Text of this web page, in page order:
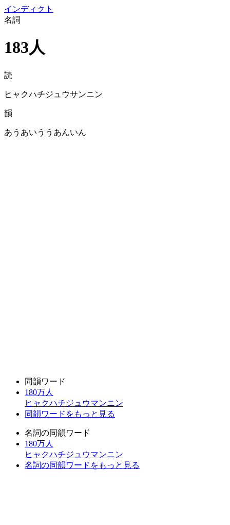
インディクト
名詞
183人
読
ヒャクハチジュウサンニン
韻
あうあいううあんいん
同韻ワード
180万人
ヒャクハチジュウマンニン
同韻ワードをもっと見る
名詞の同韻ワード
180万人
ヒャクハチジュウマンニン
名詞の同韻ワードをもっと見る